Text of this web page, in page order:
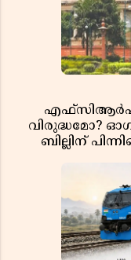
എഫ്സിആർഎ
വിരുദ്ധമോ?
ബില്ലിന്